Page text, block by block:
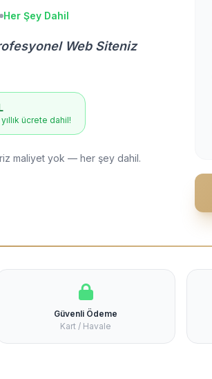
Her Şey Dahil
Web Siteniz
ücrete dahil!
maliyet yok — her şey dahil.
Güvenli Ödeme
Kart / Havale